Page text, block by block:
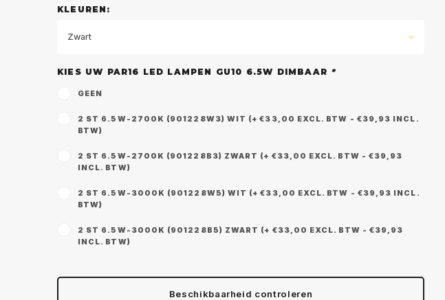
KLEUREN:
Zwart
KIES UW PAR16 LED LAMPEN GU10 6.5W DIMBAAR *
GEEN
2 ST 6.5W-2700K (901228W3) WIT (+ €33,00 EXCL. BTW - €39,93 INCL.
BTW)
2 ST 6.5W-2700K (901228B3) ZWART (+ €33,00 EXCL. BTW - €39,93
INCL. BTW)
2 ST 6.5W-3000K (901228W5) WIT (+ €33,00 EXCL. BTW - €39,93 INCL.
BTW)
2 ST 6.5W-3000K (901228B5) ZWART (+ €33,00 EXCL. BTW - €39,93
INCL. BTW)
Beschikbaarheid controleren